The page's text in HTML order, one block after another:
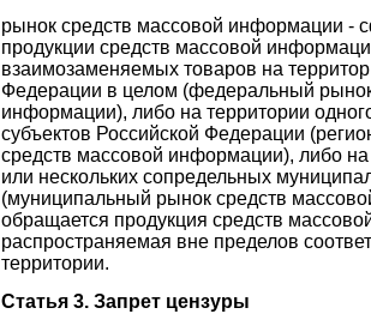
рынок средств массовой информации -
продукции средств массовой
взаимозаменяемых товаров на
Федерации в целом (федеральный
информации), либо на территории
субъектов Российской Федерации
средств массовой информации), либо на
или нескольких сопредельных
(муниципальный рынок средств
обращается продукция средств
распространяемая вне пределов
территории.
Статья 3. Запрет цензуры